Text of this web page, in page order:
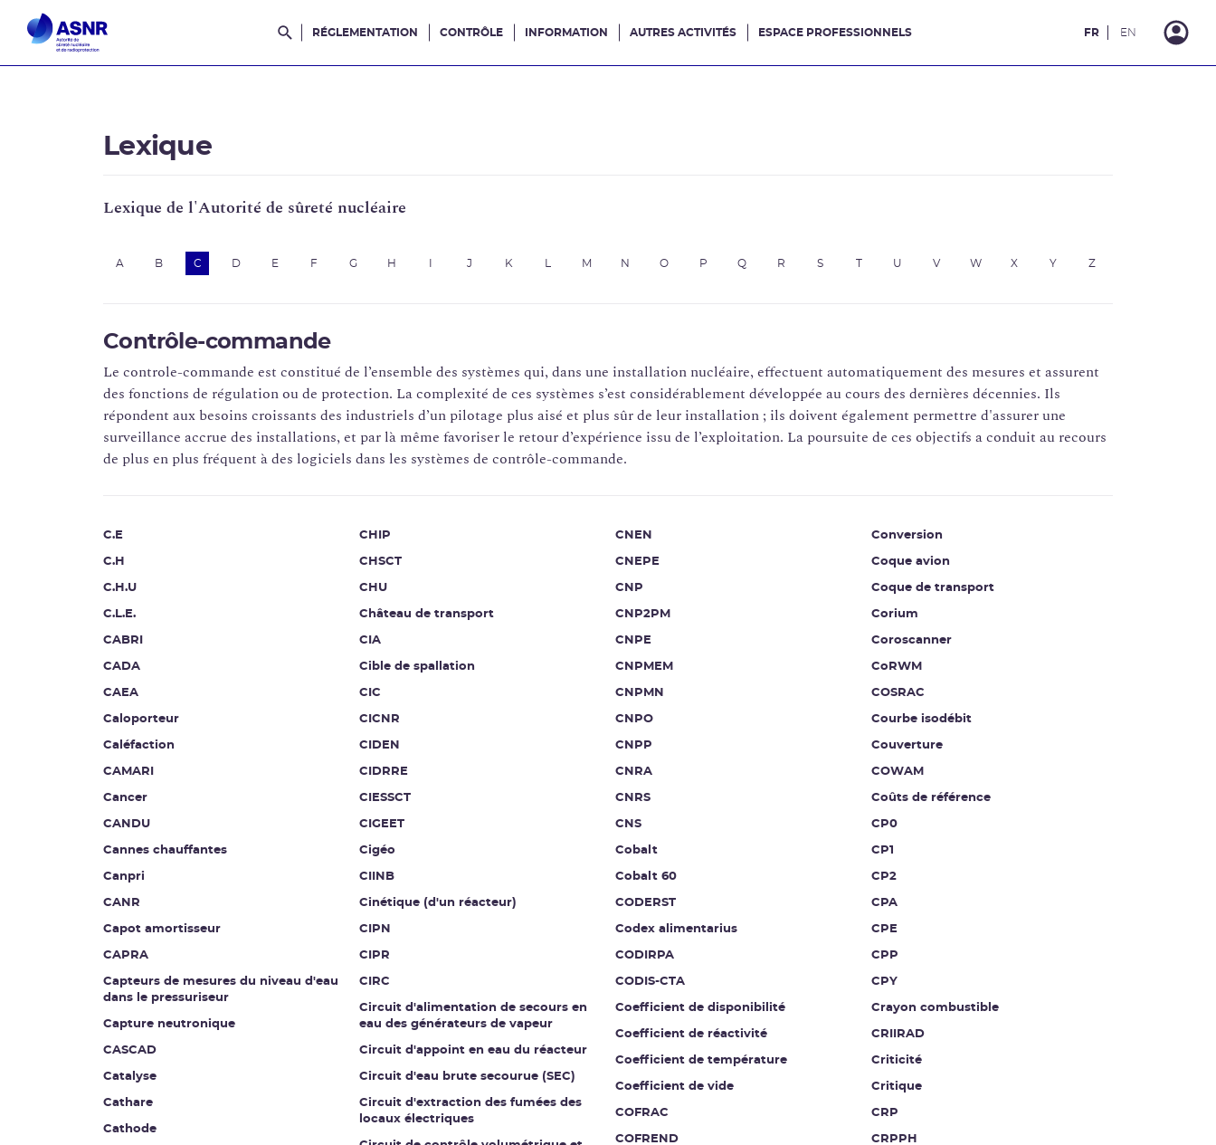
Rechercher dans le site
RÉGLEMENTATION CONTRÔLE INFORMATION AUTRES ACTIVITÉS ESPACE PROFESSIONNELS FR EN
Lexique
Lexique de l'Autorité de sûreté nucléaire
A B C D E F G H J K M N O P Q R S T U V W X Y Z
Contrôle-commande
Le controle-commande est constitué de l’ensemble des systèmes qui, dans une installation nucléaire, effectuent automatiquement des mesures et assurent
des fonctions de régulation ou de protection. La complexité de ces systèmes s’est considérablement développée au cours des dernières décennies. Ils
répondent aux besoins croissants des industriels d’un pilotage plus aisé et plus sûr de leur installation ; ils doivent également permettre d'assurer une
surveillance accrue des installations, et par là même favoriser le retour d’expérience issu de l’exploitation. La poursuite de ces objectifs a conduit au recours
de plus en plus fréquent à des logiciels dans les systèmes de contrôle-commande.
C.E
C.H
C.H.U
C.L.E.
CABRI
CADA
CAEA
Caloporteur
Caléfaction
CAMARI
Cancer
CANDU
Cannes chauffantes
Canpri
CANR
Capot amortisseur
CAPRA
Capteurs de mesures du niveau d'eau
dans le pressuriseur
Capture neutronique
CASCAD
Catalyse
Cathare
Cathode
CHIP
CHSCT
CHU
Château de transport
CIA
Cible de spallation
CIC
CICNR
CIDEN
CIDRRE
CIESSCT
CIGEET
Cigéo
CIINB
Cinétique (d'un réacteur)
CIPN
CIPR
CIRC
Circuit d'alimentation de secours en
eau des générateurs de vapeur
Circuit d'appoint en eau du réacteur
Circuit d'eau brute secourue (SEC)
Circuit d'extraction des fumées des
locaux électriques
CNEN
CNEPE
CNP
CNP2PM
CNPE
CNPMEM
CNPMN
CNPO
CNPP
CNRA
CNRS
CNS
Cobalt
Cobalt 60
CODERST
Codex alimentarius
CODIRPA
CODIS-CTA
Coefficient de disponibilité
Coefficient de réactivité
Coefficient de température
Coefficient de vide
COFRAC
COFREND
Conversion
Coque avion
Coque de transport
Corium
Coroscanner
CoRWM
COSRAC
Courbe isodébit
Couverture
COWAM
Coûts de référence
CP0
CP1
CP2
CPA
CPE
CPP
CPY
Crayon combustible
CRIIRAD
Criticité
Critique
CRP
CRPPH